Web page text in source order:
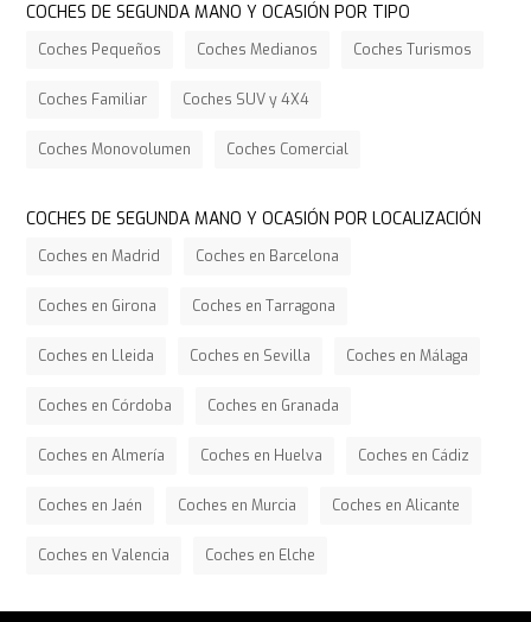
COCHES DE SEGUNDA MANO Y OCASIÓN POR TIPO
Coches Pequeños Coches Medianos Coches Turismos
Coches Familiar Coches SUV y 4X4
Coches Monovolumen Coches Comercial
COCHES DE SEGUNDA MANO Y OCASIÓN POR LOCALIZACIÓN
Coches en Madrid Coches en Barcelona
Coches en Girona Coches en Tarragona
Coches en Lleida Coches en Sevilla Coches en Málaga
Coches en Córdoba Coches en Granada
Coches en Almería Coches en Huelva Coches en Cádiz
Coches en Jaén Coches en Murcia Coches en Alicante
Coches en Valencia Coches en Elche